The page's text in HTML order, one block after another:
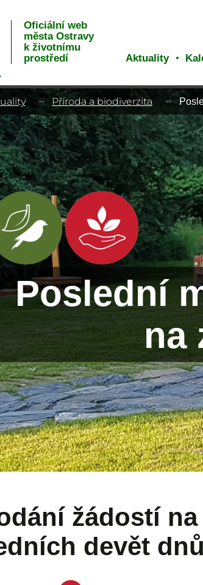
Oficiální web
města Ostravy
k životnímu
prostředí
Aktuality
Příroda a biodiverzita
Poslední
na
žádostí
devět dnů